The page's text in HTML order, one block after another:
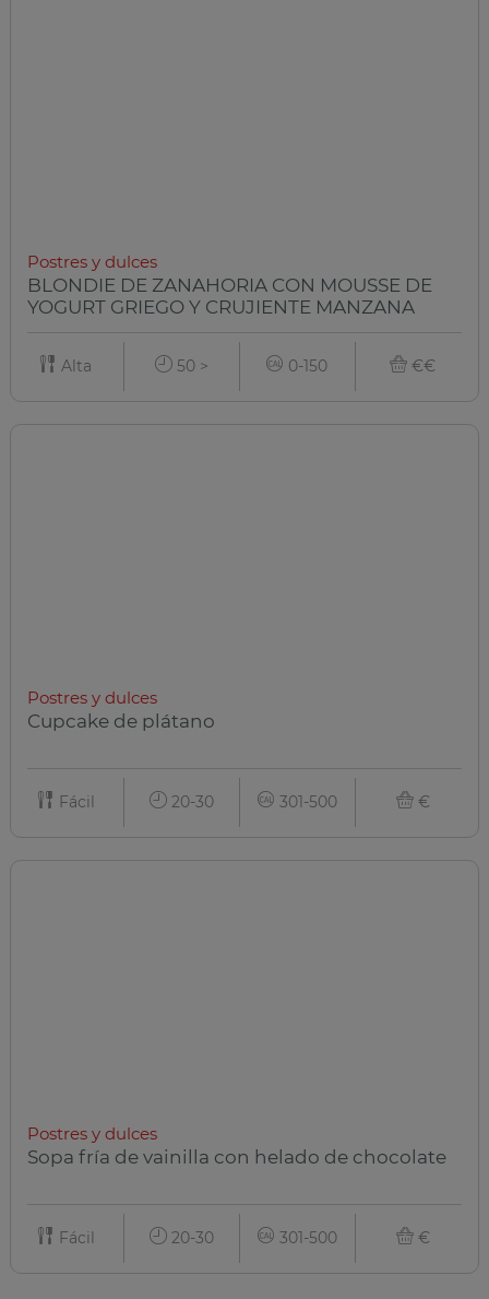
Postres y dulces
BLONDIE DE ZANAHORIA CON MOUSSE DE
YOGURT GRIEGO Y CRUJIENTE MANZANA
Alta 50 > 0-150 €€
Postres y dulces
Cupcake de plátano
Fácil 20-30 301-500 €
Postres y dulces
Sopa fría de vainilla con helado de chocolate
Fácil 20-30 301-500 €